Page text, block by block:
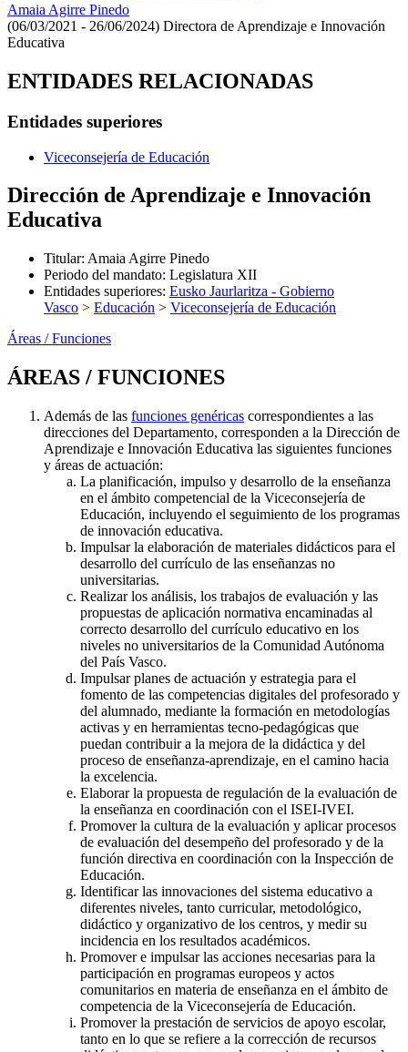
Amaia Agirre Pinedo
(06/03/2021 - 26/06/2024) Directora de Aprendizaje e Innovación
Educativa
ENTIDADES RELACIONADAS
Entidades superiores
Viceconsejería de Educación
Dirección de Aprendizaje e Innovación
Educativa
Titular: Amaia Agirre Pinedo
Periodo del mandato: Legislatura XII
Entidades superiores: Eusko Jaurlaritza - Gobierno
Vasco > Educación > Viceconsejería de Educación
Áreas / Funciones
ÁREAS / FUNCIONES
Además de las funciones genéricas correspondientes a las
direcciones del Departamento, corresponden a la Dirección de
Aprendizaje e Innovación Educativa las siguientes funciones
y áreas de actuación:
La planificación, impulso y desarrollo de la enseñanza
en el ámbito competencial de la Viceconsejería de
Educación, incluyendo el seguimiento de los programas
de innovación educativa.
Impulsar la elaboración de materiales didácticos para el
desarrollo del currículo de las enseñanzas no
universitarias.
Realizar los análisis, los trabajos de evaluación y las
propuestas de aplicación normativa encaminadas al
correcto desarrollo del currículo educativo en los
niveles no universitarios de la Comunidad Autónoma
del País Vasco.
Impulsar planes de actuación y estrategia para el
fomento de las competencias digitales del profesorado y
del alumnado, mediante la formación en metodologías
activas y en herramientas tecno-pedagógicas que
puedan contribuir a la mejora de la didáctica y del
proceso de enseñanza-aprendizaje, en el camino hacia
la excelencia.
Elaborar la propuesta de regulación de la evaluación de
la enseñanza en coordinación con el ISEI-IVEI.
Promover la cultura de la evaluación y aplicar procesos
de evaluación del desempeño del profesorado y de la
función directiva en coordinación con la Inspección de
Educación.
Identificar las innovaciones del sistema educativo a
diferentes niveles, tanto curricular, metodológico,
didáctico y organizativo de los centros, y medir su
incidencia en los resultados académicos.
Promover e impulsar las acciones necesarias para la
participación en programas europeos y actos
comunitarios en materia de enseñanza en el ámbito de
competencia de la Viceconsejería de Educación.
Promover la prestación de servicios de apoyo escolar,
tanto en lo que se refiere a la corrección de recursos